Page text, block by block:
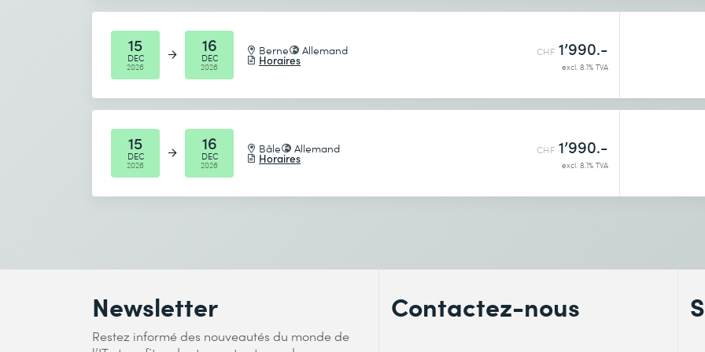
15
DEC
2026
16
DEC
2026
Berne Allemand
Horaires
CHF 1’990.-
excl. 8.1% TVA
15
DEC
2026
16
DEC
2026
Bâle Allemand
Horaires
CHF 1’990.-
excl. 8.1% TVA
Newsletter
Restez informé des nouveautés du monde de
Contactez-nous